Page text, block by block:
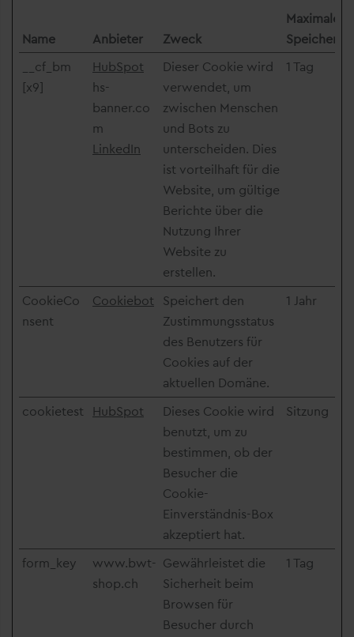
Name Anbieter Zweck
Maximale
__cf_bm
[x9]
HubSpot
hs-
banner.co
m
LinkedIn
Dieser Cookie wird
verwendet, um
zwischen Menschen
und Bots zu
unterscheiden. Dies
ist vorteilhaft für die
Website, um gültige
Berichte über die
Nutzung Ihrer
Website zu
erstellen.
1 Tag
CookieCo
nsent
Cookiebot
Speichert den
Zustimmungsstatus
des Benutzers für
Cookies auf der
aktuellen Domäne.
1 Jahr
cookietest HubSpot
Dieses Cookie wird
benutzt, um zu
bestimmen, ob der
Besucher die
Cookie-
Einverständnis-Box
akzeptiert hat.
Sitzung
form_key
www.bwt-
shop.ch
Gewährleistet die
Sicherheit beim
Browsen für
Besucher durch
1 Tag